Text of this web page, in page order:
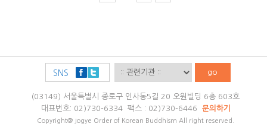
go
SNS
(03149) 서울특별시 종로구 인사동5길 20 오원빌딩 6층 603호
대표번호: 02)730-6334 팩스 : 02)730-6446 문의하기
Copyright@ Jogye Order of Korean Buddhism All right reserved.